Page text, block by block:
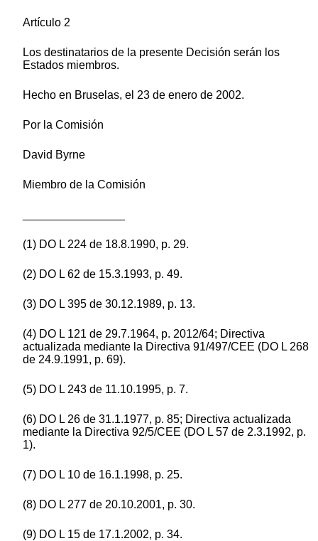
Artículo 2
Los destinatarios de la presente Decisión serán los
Estados miembros.
Hecho en Bruselas, el 23 de enero de 2002.
Por la Comisión
David Byrne
Miembro de la Comisión
(1) DO L 224 de 18.8.1990, p. 29.
(2) DO L 62 de 15.3.1993, p. 49.
(3) DO L 395 de 30.12.1989, p. 13.
(4) DO L 121 de 29.7.1964, p. 2012/64; Directiva
actualizada mediante la Directiva 91/497/CEE (DO L 268
de 24.9.1991, p. 69).
(5) DO L 243 de 11.10.1995, p. 7.
(6) DO L 26 de 31.1.1977, p. 85; Directiva actualizada
mediante la Directiva 92/5/CEE (DO L 57 de 2.3.1992, p.
1).
(7) DO L 10 de 16.1.1998, p. 25.
(8) DO L 277 de 20.10.2001, p. 30.
(9) DO L 15 de 17.1.2002, p. 34.